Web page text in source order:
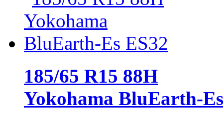
185/65 R15 88H
Yokohama BluEarth-